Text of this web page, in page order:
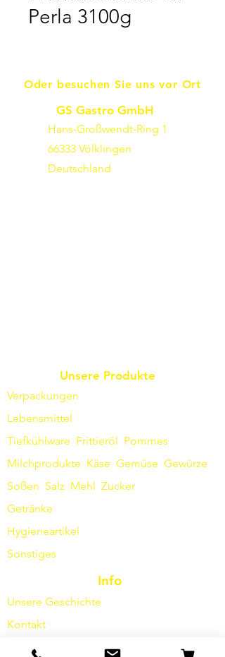
Perla 3100g
Oder besuchen Sie uns vor Ort
GS Gastro GmbH
Hans-Großwendt-Ring 1
66333 Völklingen
Deutschland
Unsere Produkte
Verpackungen
Lebensmittel
Tiefkühlware Frittieröl Pommes
Milchprodukte Käse Gemüse Gewürze
Soßen Salz Mehl Zucker
Getränke
Hygieneartikel
Sonstiges
Info
Unsere Geschichte
Kontakt
Versand & Rückgabe